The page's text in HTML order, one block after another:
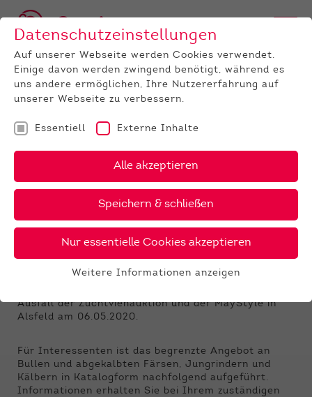
UNTERNEHMEN News
Maiauktion und MayStyle - das
Onlineangebot
Einschränkungen infolge des pandemisch
Ausfall der Zuchtviehauktion und der MayStyle in
Alsfeld am 06.05.2020.
Für Interessenten ist das begrenzte Angebot an
Bullen und abgekalbten Färsen, Jungrindern und
Kälbern in Katalogform nachfolgend aufgeführt.
Informationen erhalten Sie bei Ihrem zuständigen
Datenschutzeinstellungen
Auf unserer Webseite werden Cookies verwendet.
Einige davon werden zwingend benötigt, während es
uns andere ermöglichen, Ihre Nutzererfahrung auf
unserer Webseite zu verbessern.
Essentiell Externe Inhalte
Alle akzeptieren
Speichern & schließen
Nur essentielle Cookies akzeptieren
Funktionen der Webseite benötigt. Dadurch ist
Name cookie_optin
Cookie-Informationen anzeigen
Weitere Informationen anzeigen